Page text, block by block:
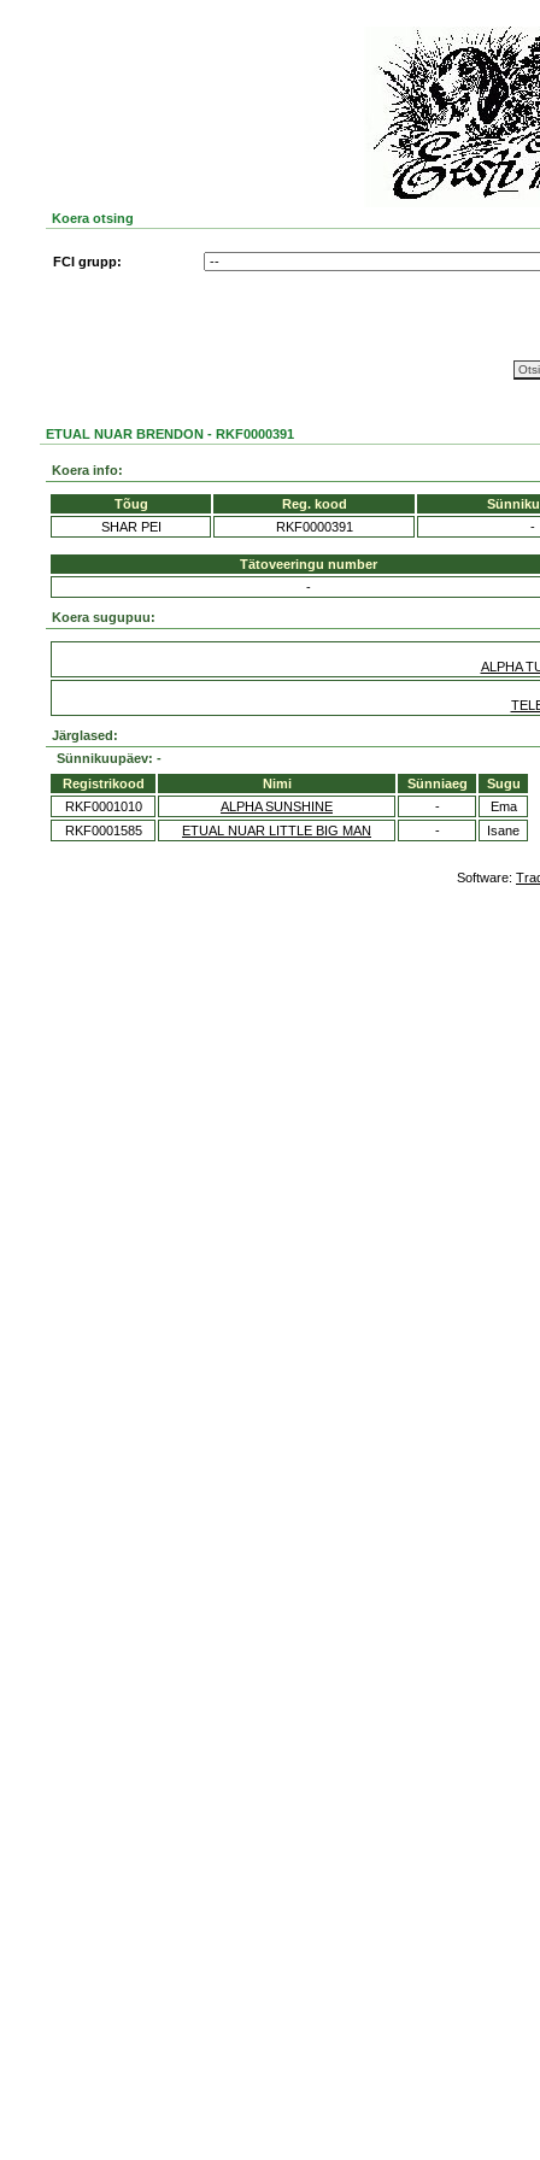
Koera otsing
FCI grupp:
ETUAL NUAR BRENDON - RKF0000391
Koera info:
Tõug Reg. kood
SHAR PEI
RKF0000391 -
Tätoveeringu number
-
Koera sugupuu:
ALPHA
Järglased:
Sünnikuupäev: -
Registrikood
Nimi Sünniaeg
Sugu
RKF0001010
ALPHA SUNSHINE -
Ema
RKF0001585
ETUAL NUAR LITTLE BIG MAN - Isane
Software: